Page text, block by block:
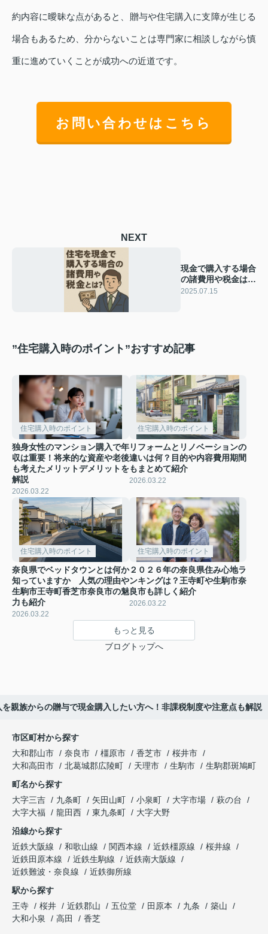
約内容に曖昧な点があると、贈与や住宅購入に支障が生じる
場合もあるため、分からないことは専門家に相談しながら慎
重に進めていくことが成功への近道です。
お問い合わせはこちら
NEXT
現金で購入する場合
の諸費用や税金は？
住宅取得時に必要な
2025.07.15
”住宅購入時のポイント”おすすめ記事
住宅購入時のポイント
独身女性のマンション購入で年
収は重要！将来的な資産や老後
も考えたメリットデメリットを
解説
2026.03.22
住宅購入時のポイント
リフォームとリノベーションの
違いは何？目的や内容費用期間
もまとめて紹介
2026.03.22
住宅購入時のポイント
奈良県でベッドタウンとは何か
知っていますか 人気の理由や
生駒市王寺町香芝市奈良市の魅
力も紹介
2026.03.22
住宅購入時のポイント
２０２６年の奈良県住み心地ラ
ンキングは？王寺町や生駒市奈
良市も詳しく紹介
2026.03.22
もっと見る
ブログトップへ
を親族からの贈与で現金購入したい方へ！非課税制度や注意点も解説
市区町村から探す
大和郡山市
奈良市 橿原市 香芝市
桜井市
大和高田市
北葛城郡広陵町 天理市 生駒市
生駒郡斑鳩町
町名から探す
大字三吉
九条町 矢田山町 小泉町 大字市場
萩の台
大字大福
龍田西 東九条町
大字大野
沿線から探す
近鉄大阪線
和歌山線 関西本線 近鉄橿原線
桜井線
近鉄田原本線
近鉄生駒線
近鉄南大阪線
近鉄難波・奈良線
近鉄御所線
駅から探す
王寺
桜井 近鉄郡山 五位堂 田原本 九条
築山
大和小泉
高田 香芝